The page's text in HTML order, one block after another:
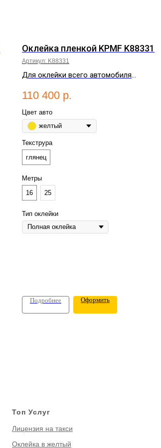
Оклейка пленкой KPMF K88331
Артикул: K88331
Для оклейки всего автомобиля
110 400 р.
Цвет авто
желтый
Текструра
глянец
Метры
16
25
Тип оклейки
Подробнее Оформить
Топ Услуг
Лицензия на такси
Оклейка в желтый